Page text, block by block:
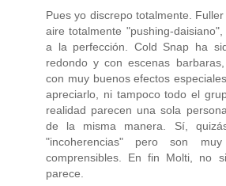
Pues yo discrepo totalmente.
aire totalmente "pushing-
a la perfección. Cold Snap ha
redondo y con escenas
con muy buenos efectos
apreciarlo, ni tampoco todo el
realidad parecen una sola
de la misma manera. Sí,
"incoherencias" pero son
comprensibles. En fin Molti, no
parece.